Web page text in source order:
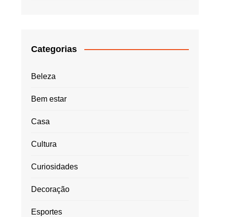
Categorias
Beleza
Bem estar
Casa
Cultura
Curiosidades
Decoração
Esportes